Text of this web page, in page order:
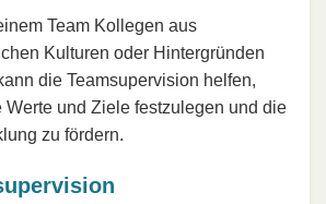
Team Kollegen aus
Kulturen oder Hintergründen
die Teamsupervision helfen,
Werte und Ziele festzulegen und die
zu fördern.